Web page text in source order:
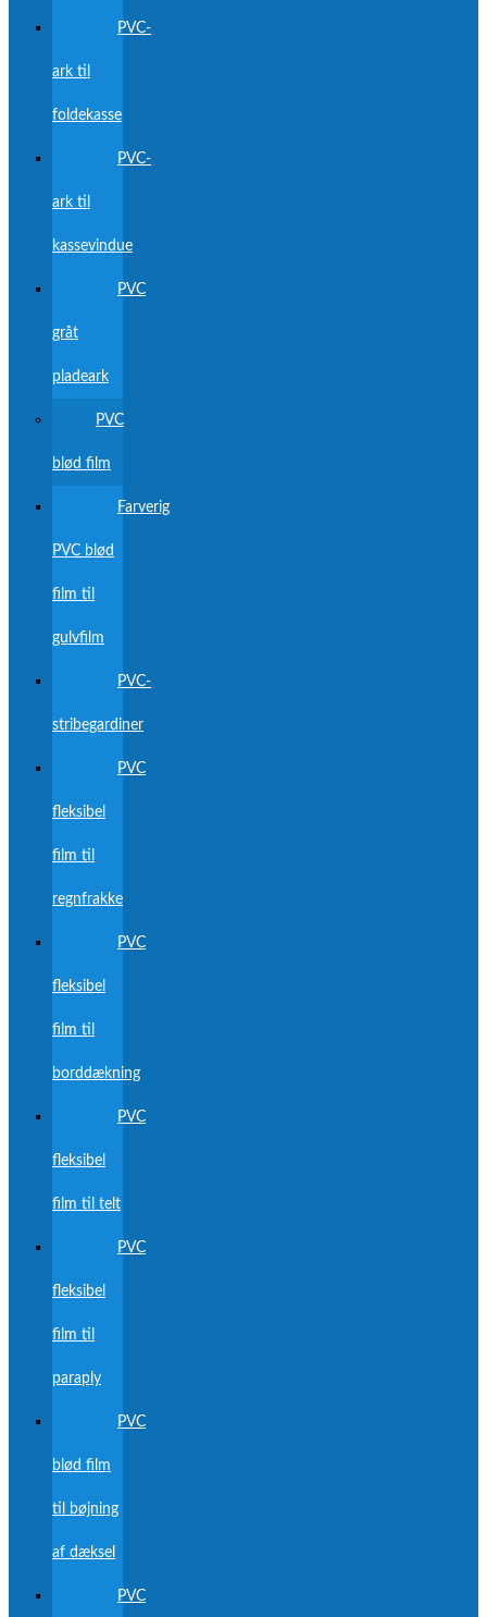
PVC-
ark til
foldekasse
PVC-
ark til
kassevindue
PVC
gråt
pladeark
PVC
blød film
Farverig
PVC blød
film til
gulvfilm
PVC-
stribegardiner
PVC
fleksibel
film til
regnfrakke
PVC
fleksibel
film til
borddækning
PVC
fleksibel
film til telt
PVC
fleksibel
film til
paraply
PVC
blød film
til bøjning
af dæksel
PVC